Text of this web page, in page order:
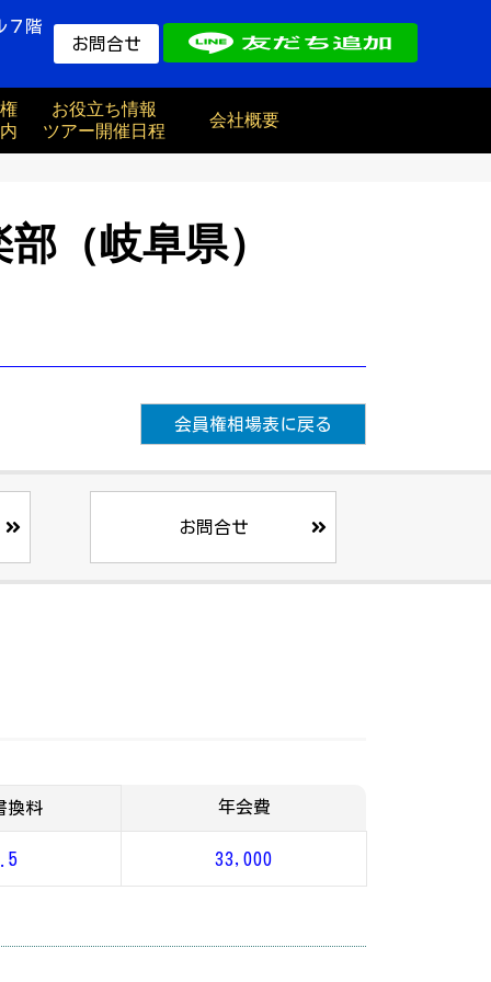
７階
お問合せ
お役立ち情報
ツアー開催日程
会社概要
（岐阜県）
会員権相場表に戻る
お問合せ
換料 年会費
33,000